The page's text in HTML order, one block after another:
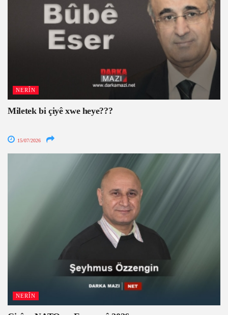
NERÎN
Miletek bi çiyê xwe heye???
15/07/2026
NERÎN